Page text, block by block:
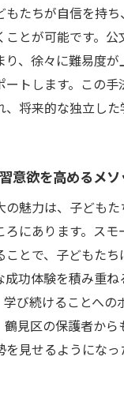
もたちが自信を持
ことが可能です。
り、徐々に難易度
ートします。この手
、将来的な独立し
意欲を高めるメソ
の魅力は、子ども
ろにあります。スモ
ことで、子どもた
成功体験を積み重
び続けることへの
鶴見区の保護者から
を見せるようにな